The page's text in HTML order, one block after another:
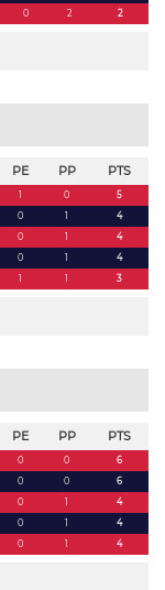
0 2 2
PE PP PTS
1 0
5
0 1
4
0 1
4
0 1
4
1 1 3
PE PP PTS
0 0
6
0 0
6
0 1
4
0 1
4
0 1 4